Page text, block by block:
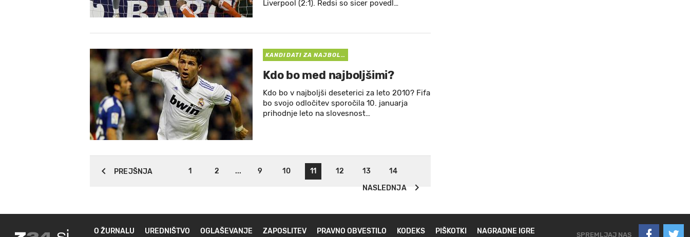
Liverpool (2:1). Redsi so sicer povedl…
KANDIDATI ZA NAJBOL…
Kdo bo med najboljšimi?
Kdo bo v najboljši deseterici za leto 2010? Fifa
bo svojo odločitev sporočila 10. januarja
prihodnje leto na slovesnost…
PREJŠNJA 1 2 ... 9 10 11 12 13
14
NASLEDNJA
O ŽURNALU UREDNIŠTVO OGLAŠEVANJE ZAPOSLITEV PRAVNO OBVESTILO KODEKS PIŠKOTKI NAGRADNE IGRE SPREMLJAJ NAS